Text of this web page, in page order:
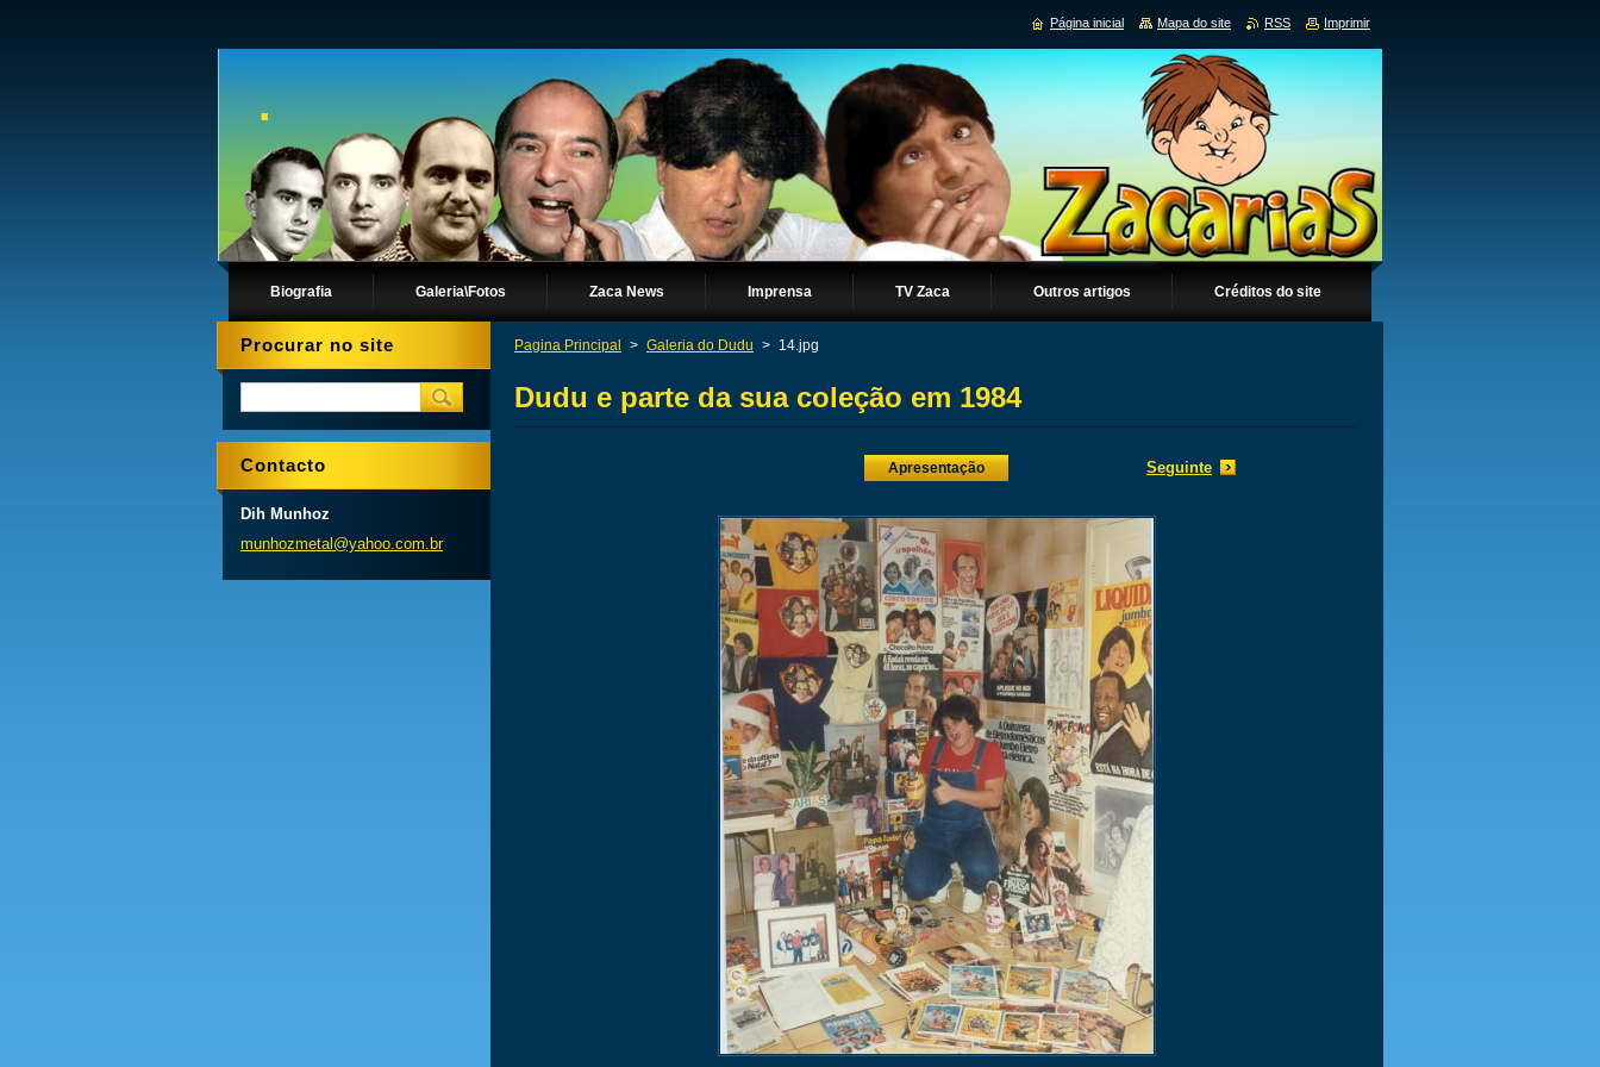
.
Biografia Galeria\Fotos Zaca News Imprensa TV Zaca Outros artigos Créditos do site
Pagina Principal > Galeria do Dudu > 14.jpg
Dudu e parte da sua coleção em 1984
Apresentação Seguinte
Procurar no site
Contacto
Dih Munhoz
munhozmetal@yahoo.com.br
Página inicial Mapa do site RSS Imprimir